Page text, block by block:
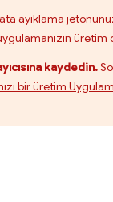
ayıklama
kaydedin.
bir üretim